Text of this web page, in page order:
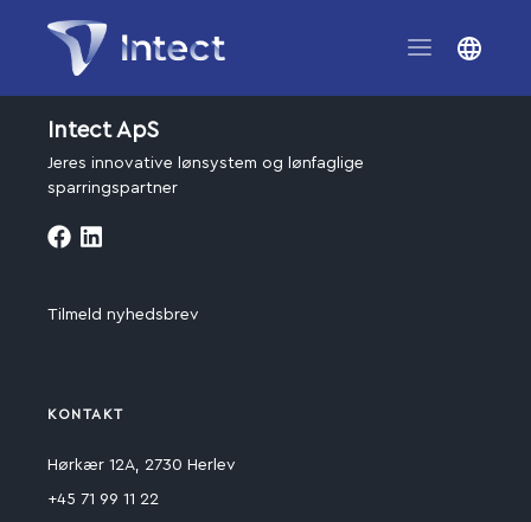
Intect ApS
Jeres innovative lønsystem og lønfaglige
sparringspartner
Tilmeld nyhedsbrev
KONTAKT
Hørkær 12A, 2730 Herlev
+45 71 99 11 22